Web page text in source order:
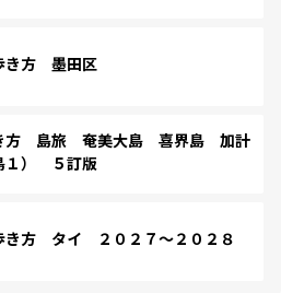
き方 墨田区
方 島旅 奄美大島 喜界島 加計
１） ５訂版
き方 タイ ２０２７～２０２８